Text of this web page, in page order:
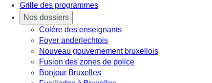
Grille des programmes
Nos dossiers
Colère des enseignants
Foyer anderlechtois
Nouveau gouvernement bruxellois
Fusion des zones de police
Bonjour Bruxelles